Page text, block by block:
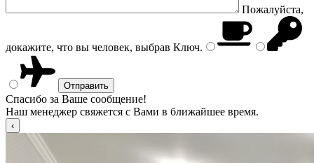
Пожалуйста,
докажите, что вы человек, выбрав Ключ.
Спасибо за Ваше сообщение!
Наш менеджер свяжется с Вами в ближайшее время.